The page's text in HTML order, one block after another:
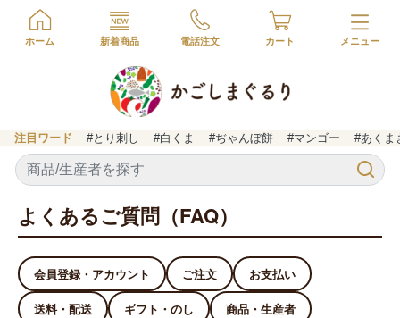
ホーム 新着商品 電話注文 カート
注目ワード #とり刺し #白くま #ぢゃんぼ餅 #マンゴー #あくま
よくあるご質問（FAQ）
会員登録・アカウント ご注文 お支払い
送料・配送 ギフト・のし 商品・生産者